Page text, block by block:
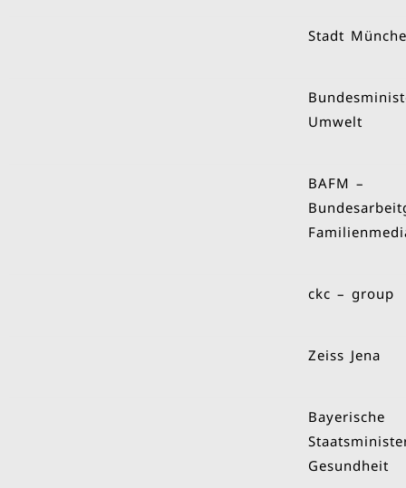
Stadt
Umwelt
BAFM –
ckc – group
Zeiss Jena
Bayerische
Gesundheit